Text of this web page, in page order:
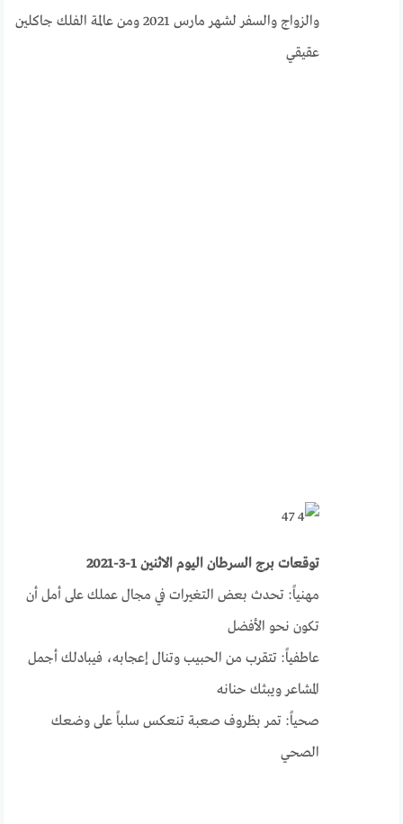
والزواج والسفر لشهر مارس 2021 ومن عالمة الفلك جاكلين
عقيقي
توقعات برج السرطان اليوم الاثنين 1-3-2021
مهنياً: تحدث بعض التغيرات في مجال عملك على أمل أن
تكون نحو الأفضل
عاطفياً: تتقرب من الحبيب وتنال إعجابه، فيبادلك أجمل
المشاعر ويبثك حنانه
صحياً: تمر بظروف صعبة تنعكس سلباً على وضعك
الصحي